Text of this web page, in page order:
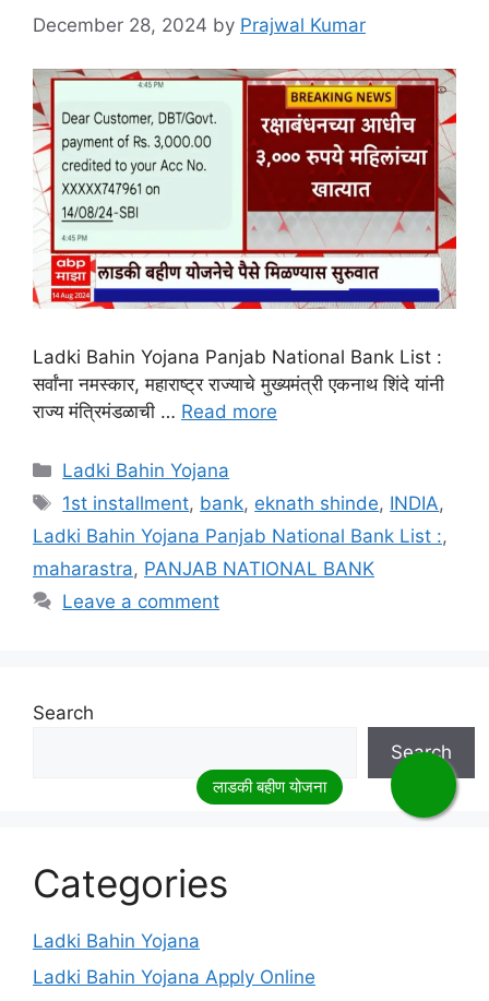
December 28, 2024 by Prajwal Kumar
Ladki Bahin Yojana Panjab National Bank List :
सर्वांना नमस्कार, महाराष्ट्र राज्याचे मुख्यमंत्री एकनाथ शिंदे यांनी
राज्य मंत्रिमंडळाची … Read more
Categories
Ladki Bahin Yojana
Tags
1st installment, bank, eknath shinde, INDIA,
Ladki Bahin Yojana Panjab National Bank List :,
maharastra, PANJAB NATIONAL BANK
Leave a comment
Search
Search
Categories
Ladki Bahin Yojana
Ladki Bahin Yojana Apply Online